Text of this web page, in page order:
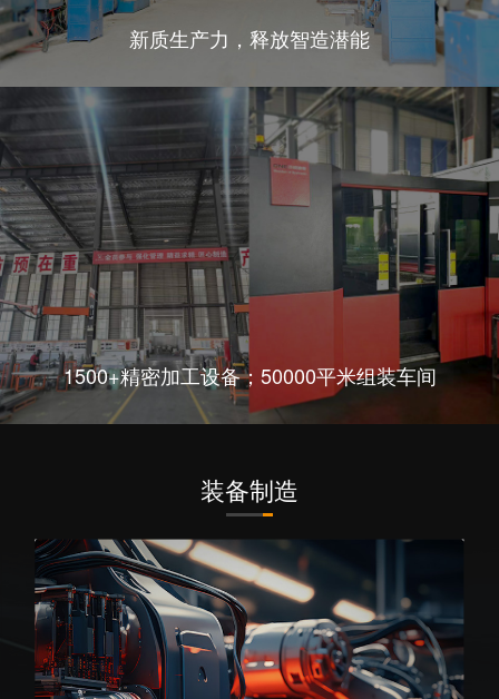
新质生产力，释放智造潜能
1500+精密加工设备；50000平米组装车间
装备制造